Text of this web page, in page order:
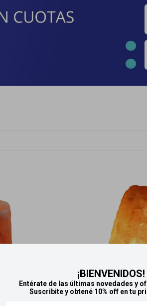
¡BIENVENIDOS!
Entérate de las últimas novedades y
Suscribite y obtené 10% off en tu